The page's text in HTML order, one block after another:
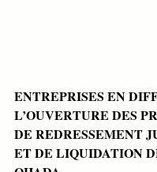
ENTREPRISES EN
L’OUVERTURE DES
DE REDRESSEMENT
ET DE LIQUIDATION